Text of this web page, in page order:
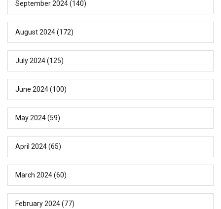
September 2024(140)
August 2024(172)
July 2024(125)
June 2024(100)
May 2024(59)
April 2024(65)
March 2024(60)
February 2024(77)